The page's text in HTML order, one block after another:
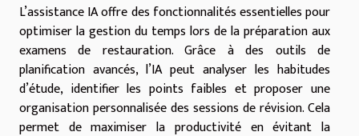
L’assistance IA offre des fonctionnalités essentielles pour
optimiser la gestion du temps lors de la préparation aux
examens de restauration. Grâce à des outils de
planification avancés, l’IA peut analyser les habitudes
d’étude, identifier les points faibles et proposer une
organisation personnalisée des sessions de révision. Cela
permet de maximiser la productivité en évitant la